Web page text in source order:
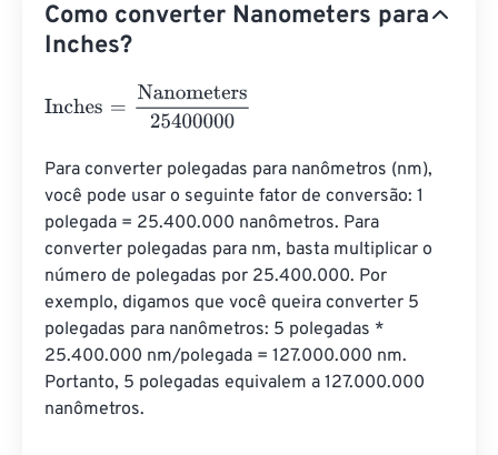
Como converter Nanometers para
Inches?
Inches Nanometers25400000
Para converter polegadas para nanômetros (nm),
você pode usar o seguinte fator de conversão: 1
polegada = 25.400.000 nanômetros. Para
converter polegadas para nm, basta multiplicar o
número de polegadas por 25.400.000. Por
exemplo, digamos que você queira converter 5
polegadas para nanômetros: 5 polegadas *
25.400.000 nm/polegada = 127.000.000 nm.
Portanto, 5 polegadas equivalem a 127.000.000
nanômetros.